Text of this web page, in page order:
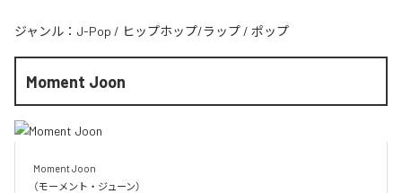
ジャンル： J-Pop / ヒップホップ/ラップ / ポップ
Moment Joon
Moment Joon
（モーメント・ジューン）